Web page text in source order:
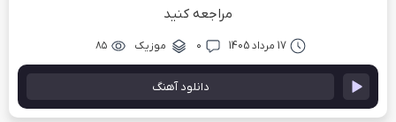
مراجعه کنید
17 مرداد 1405 ۰ موزیک ۸۵
دانلود آهنگ